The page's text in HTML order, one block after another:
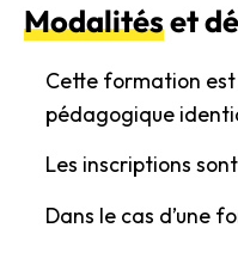
Modalitéset
Cette formation est
pédagogique
Les inscriptions
Dans le cas d’une